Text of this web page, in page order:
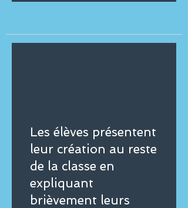
Les élèves présentent
leur création au reste
de la classe en
expliquant
brièvement leurs